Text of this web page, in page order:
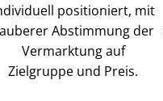
positioniert, mit
Abstimmung der
Vermarktung auf
Zielgruppe und Preis.